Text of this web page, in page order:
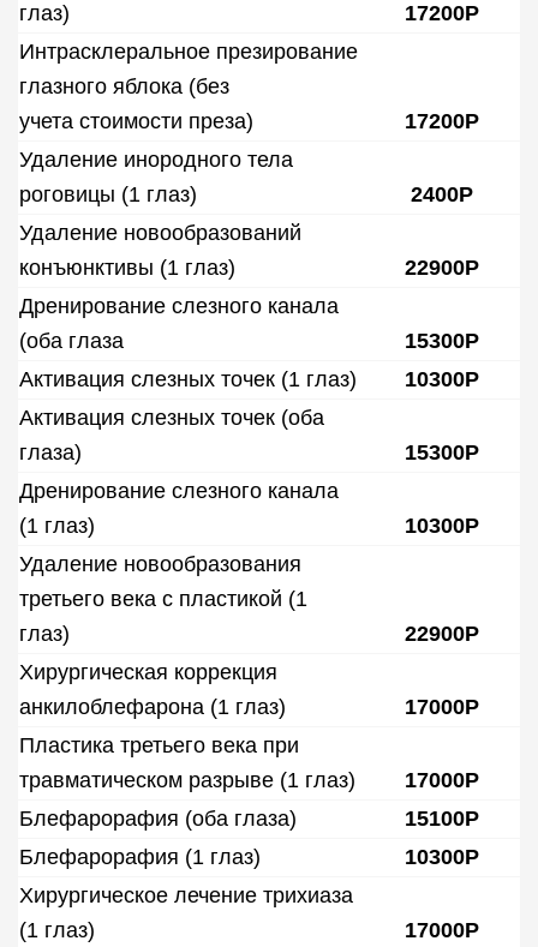
глаз)
17200Р
Интрасклеральное презирование
глазного яблока (без
учета стоимости преза)
17200Р
Удаление инородного тела
роговицы (1 глаз)
2400Р
Удаление новообразований
конъюнктивы (1 глаз)
22900Р
Дренирование слезного канала
(оба глаза
15300Р
Активация слезных точек (1 глаз)
10300Р
Активация слезных точек (оба
глаза)
15300Р
Дренирование слезного канала
(1 глаз)
10300Р
Удаление новообразования
третьего века с пластикой (1
глаз)
22900Р
Хирургическая коррекция
анкилоблефарона (1 глаз)
17000Р
Пластика третьего века при
травматическом разрыве (1 глаз)
17000Р
Блефарорафия (оба глаза)
15100Р
Блефарорафия (1 глаз)
10300Р
Хирургическое лечение трихиаза
(1 глаз)
17000Р